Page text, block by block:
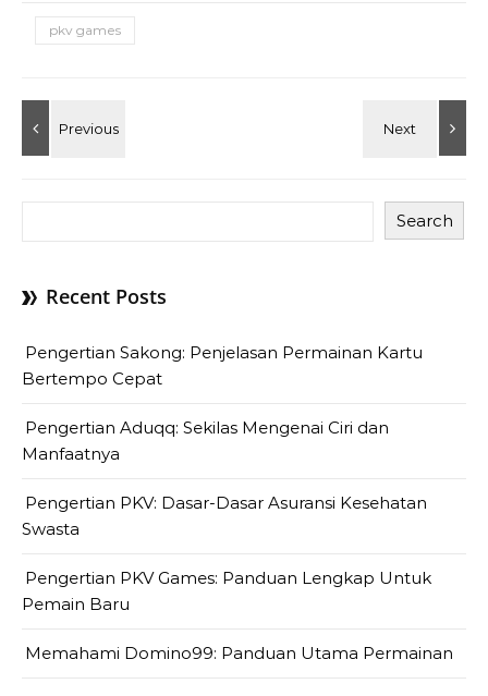
pkv games
Search
Recent Posts
Pengertian Sakong: Penjelasan Permainan Kartu
Bertempo Cepat
Pengertian Aduqq: Sekilas Mengenai Ciri dan
Manfaatnya
Pengertian PKV: Dasar-Dasar Asuransi Kesehatan
Swasta
Pengertian PKV Games: Panduan Lengkap Untuk
Pemain Baru
Memahami Domino99: Panduan Utama Permainan